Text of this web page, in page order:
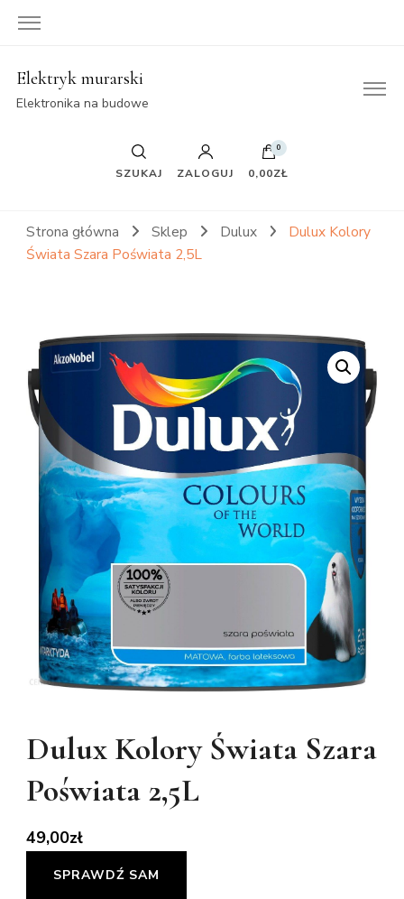
Elektryk murarski
Elektronika na budowe
SZUKAJ ZALOGUJ
0
0,00ZŁ
Strona główna Sklep Dulux
Dulux Kolory
Świata Szara Poświata 2,5L
Dulux Kolory Świata Szara
Poświata 2,5L
49,00zł
SPRAWDŹ SAM